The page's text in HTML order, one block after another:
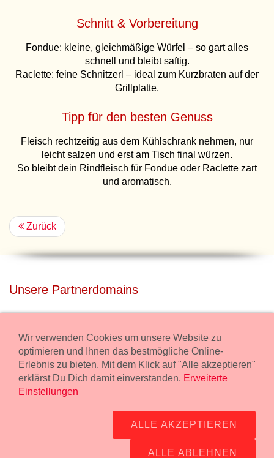
Schnitt & Vorbereitung
Fondue: kleine, gleichmäßige Würfel – so gart alles
schnell und bleibt saftig.
Raclette: feine Schnitzerl – ideal zum Kurzbraten auf der
Grillplatte.
Tipp für den besten Genuss
Fleisch rechtzeitig aus dem Kühlschrank nehmen, nur
leicht salzen und erst am Tisch final würzen.
So bleibt dein Rindfleisch für Fondue oder Raclette zart
und aromatisch.
Zurück
Unsere Partnerdomains
Miete unser Haus bei Wiener Neustadt für Deine Party mit
Übernachtung.
freilaender.at
Wurstmanufaktur Markus Kollecker GmbH,
Wir verwenden Cookies um unsere Website zu
optimieren und Ihnen das bestmögliche Online-
Erlebnis zu bieten. Mit dem Klick auf "Alle akzeptieren"
erklärst Du Dich damit einverstanden. Erweiterte
Einstellungen
ALLE AKZEPTIEREN
ALLE ABLEHNEN